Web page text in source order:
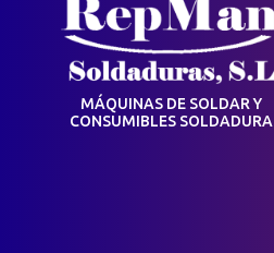
MÁQUINAS DE SOLDAR Y
CONSUMIBLES SOLDADURA